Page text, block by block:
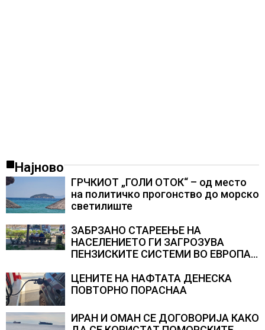
Најново
ГРЧКИОТ „ГОЛИ ОТОК“ – од место
на политичко прогонство до морско
светилиште
ЗАБРЗАНО СТАРЕЕЊЕ НА
НАСЕЛЕНИЕТО ГИ ЗАГРОЗУВА
ПЕНЗИСКИТЕ СИСТЕМИ ВО ЕВРОПА и
ЦЕНИТЕ НА НАФТАТА ДЕНЕСКА
ПОВТОРНО ПОРАСНАА
ИРАН И ОМАН СЕ ДОГОВОРИЈА КАКО